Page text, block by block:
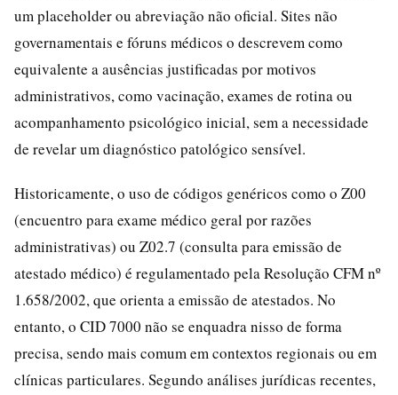
um placeholder ou abreviação não oficial. Sites não
governamentais e fóruns médicos o descrevem como
equivalente a ausências justificadas por motivos
administrativos, como vacinação, exames de rotina ou
acompanhamento psicológico inicial, sem a necessidade
de revelar um diagnóstico patológico sensível.
Historicamente, o uso de códigos genéricos como o Z00
(encuentro para exame médico geral por razões
administrativas) ou Z02.7 (consulta para emissão de
atestado médico) é regulamentado pela Resolução CFM nº
1.658/2002, que orienta a emissão de atestados. No
entanto, o CID 7000 não se enquadra nisso de forma
precisa, sendo mais comum em contextos regionais ou em
clínicas particulares. Segundo análises jurídicas recentes,